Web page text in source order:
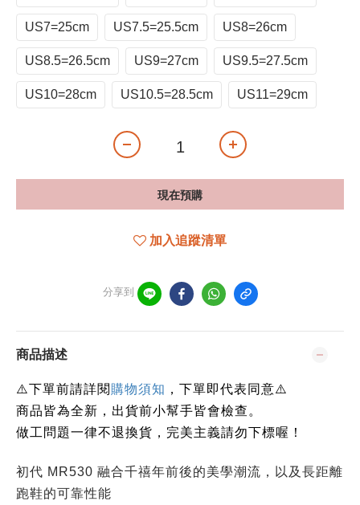
US7=25cm US7.5=25.5cm US8=26cm
US8.5=26.5cm US9=27cm US9.5=27.5cm
US10=28cm US10.5=28.5cm US11=29cm
現在預購
加入追蹤清單
分享到
商品描述
⚠️下單前請詳閱購物須知 ，下單即代表同意⚠️
商品皆為全新，出貨前小幫手皆會檢查。
做工問題一律不退換貨，完美主義請勿下標喔！
初代 MR530 融合千禧年前後的美學潮流，以及長距離
跑鞋的可靠性能